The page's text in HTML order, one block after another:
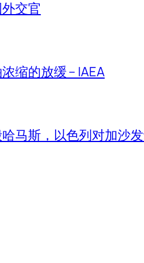
交官
缩的放缓 – IAEA
马斯，以色列对加沙